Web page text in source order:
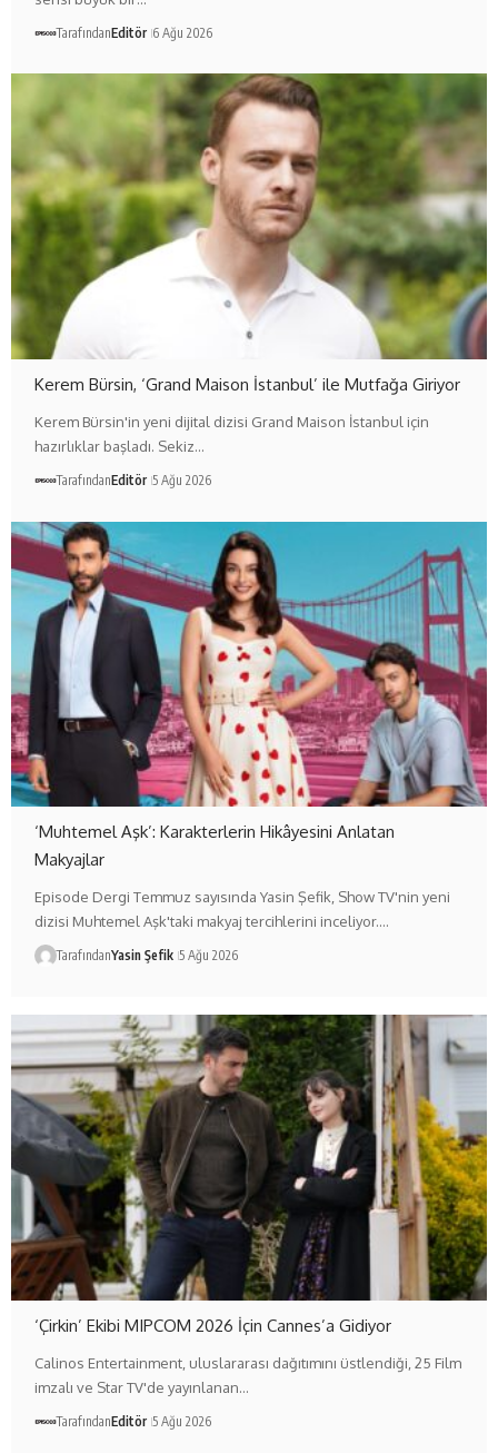
TarafındanEditör 6 Ağu 2026
Kerem Bürsin, ‘Grand Maison İstanbul’ ile Mutfağa Giriyor
Kerem Bürsin'in yeni dijital dizisi Grand Maison İstanbul için
hazırlıklar başladı. Sekiz…
TarafındanEditör 5 Ağu 2026
‘Muhtemel Aşk’: Karakterlerin Hikâyesini Anlatan
Makyajlar
Episode Dergi Temmuz sayısında Yasin Şefik, Show TV'nin yeni
dizisi Muhtemel Aşk'taki makyaj tercihlerini inceliyor.…
TarafındanYasin Şefik 5 Ağu 2026
‘Çirkin’ Ekibi MIPCOM 2026 İçin Cannes’a Gidiyor
Calinos Entertainment, uluslararası dağıtımını üstlendiği, 25 Film
imzalı ve Star TV'de yayınlanan…
TarafındanEditör 5 Ağu 2026